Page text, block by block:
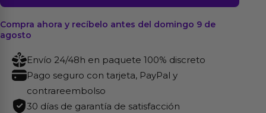
los
Nuevos
Juegos
Eróticos
cantidad
Compra ahora y recíbelo antes del domingo 9 de
agosto
Envío 24/48h en paquete 100% discreto
Pago seguro con tarjeta, PayPal y
contrareembolso
30 días de garantía de satisfacción